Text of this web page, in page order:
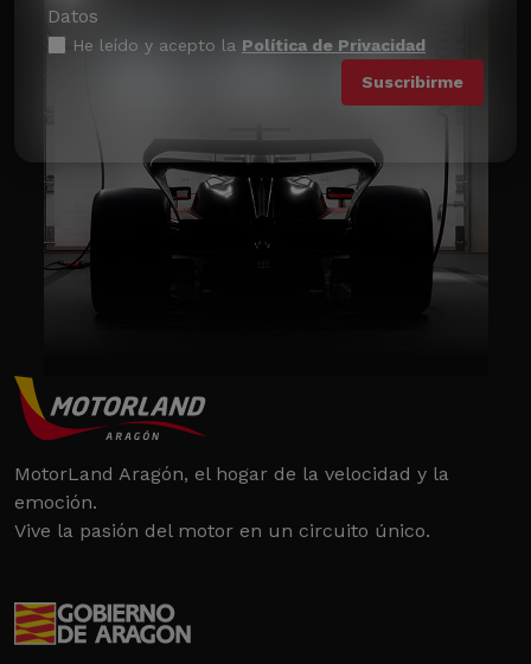
Datos
He leído y acepto la Política de Privacidad
MotorLand Aragón, el hogar de la velocidad y la
emoción.
Vive la pasión del motor en un circuito único.